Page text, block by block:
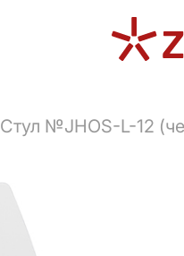
Стул №JHOS-L-12